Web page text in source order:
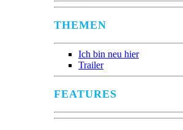
THEMEN
Ich bin neu hier
Trailer
FEATURES